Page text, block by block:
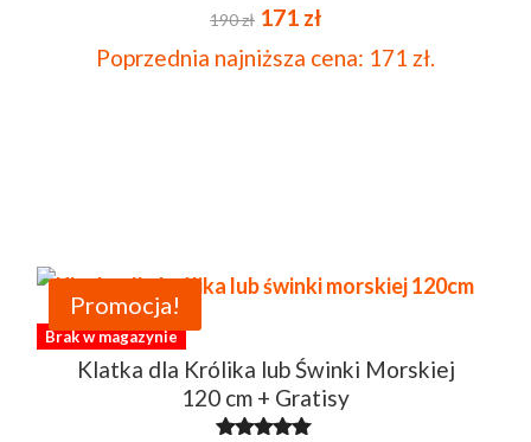
Oceniono
4.84
na 5
190zł Pierwotna
cena
171 złAktualna
cena
Poprzednia najniższa cena: 171 zł.
Promocja!
Brak w magazynie
Klatka dla Królika lub Świnki Morskiej
120 cm + Gratisy